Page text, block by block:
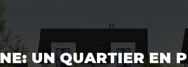
UN QUARTIER EN